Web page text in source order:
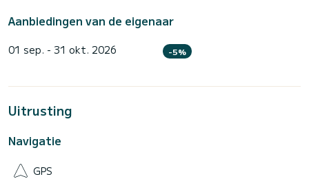
Aanbiedingen van de eigenaar
01 sep. - 31 okt. 2026 -5%
Uitrusting
Navigatie
GPS